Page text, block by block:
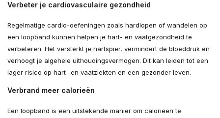
Verbeter je cardiovasculaire gezondheid
Regelmatige cardio-oefeningen zoals hardlopen of wandelen op
een loopband kunnen helpen je hart- en vaatgezondheid te
verbeteren. Het versterkt je hartspier, vermindert de bloeddruk en
verhoogt je algehele uithoudingsvermogen. Dit kan leiden tot een
lager risico op hart- en vaatziekten en een gezonder leven.
Verbrand meer calorieën
Een loopband is een uitstekende manier om calorieën te